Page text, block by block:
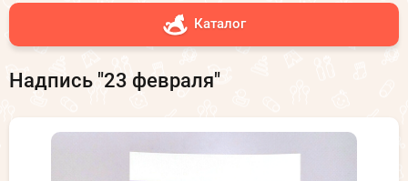
Каталог
Надпись "23 февраля"